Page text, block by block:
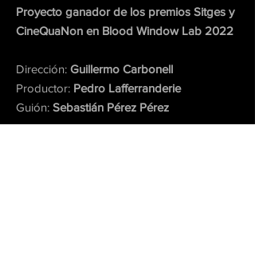
Proyecto ganador de los premios Sitges y
CineQuaNon en Blood Window Lab 2022
Dirección: Guillermo Carbonell
Productor: Pedro Lafferranderie
Guión: Sebastián Pérez Pérez